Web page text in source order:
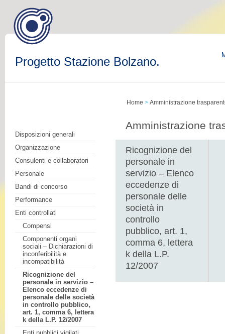
Progetto Stazione Bolzano.
Disposizioni generali
Organizzazione
Consulenti e collaboratori
Personale
Bandi di concorso
Performance
Enti controllati
Compensi
Componenti organi
sociali – Dichiarazioni di
inconferibilità e
incompatibilità
Ricognizione del
personale in servizio –
Elenco eccedenze di
personale delle società
in controllo pubblico,
art. 1, comma 6, lettera
k della L.P. 12/2007
Home > Amministrazione
Amministrazione
Ricognizione del
personale in
servizio – Elenco
eccedenze di
personale delle
società in
controllo
pubblico, art. 1,
comma 6, lettera
k della L.P.
12/2007